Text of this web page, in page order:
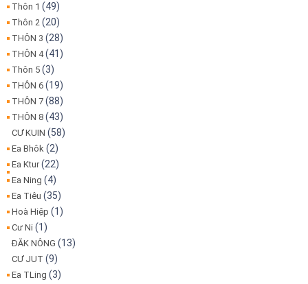
Thôn 1 (49)
Thôn 2 (20)
THÔN 3 (28)
THÔN 4(41)
Thôn 5 (3)
THÔN 6 (19)
THÔN 7 (88)
THÔN 8 (43)
CƯ KUIN (58)
Ea Bhôk (2)
Ea Ktur(22)
Ea Ning (4)
Ea Tiêu (35)
Hoà Hiệp (1)
Cư Ni (1)
ĐĂK NÔNG (13)
CƯ JUT (9)
Ea TLing (3)